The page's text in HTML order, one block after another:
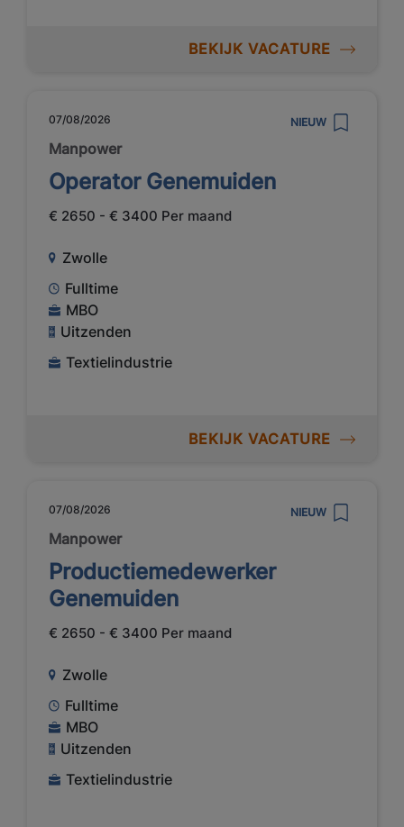
BEKIJK VACATURE
07/08/2026 NIEUW
Manpower
Operator Genemuiden
€ 2650 - € 3400 Per maand
Zwolle
Fulltime
MBO
Uitzenden
Textielindustrie
BEKIJK VACATURE
07/08/2026 NIEUW
Manpower
Productiemedewerker
Genemuiden
€ 2650 - € 3400 Per maand
Zwolle
Fulltime
MBO
Uitzenden
Textielindustrie